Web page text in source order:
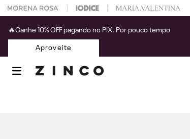
na sua 1° compra usando o cupom: PRIMEIRAZIN
🔥Ganhe 10% OFF pagando no PIX. Por pouco tempo
Aproveite